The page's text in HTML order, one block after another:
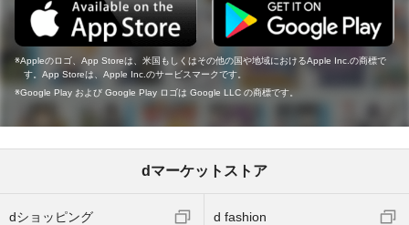
Appleのロゴ、App Storeは、米国もしくはその他の国や地域におけるApple Inc.の商標で
す。App Storeは、Apple Inc.のサービスマークです。
Google Play および Google Play ロゴは Google LLC の商標です。
dマーケットストア
dショッピング d fashion